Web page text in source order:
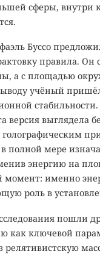
сферы, внутри
Буссо
правила. Он
а с площадью
учёный
версия выглядела
голографическим
полной мере
энергию на
момент: именно
роль в
пошли
как ключевой
релятивистскую